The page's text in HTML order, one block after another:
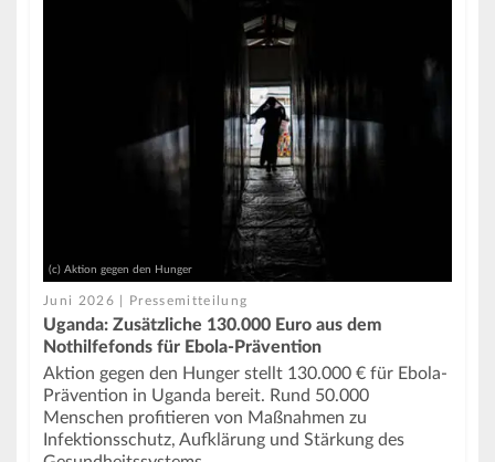
(c) Aktion gegen den Hunger
Juni 2026 | Pressemitteilung
Uganda: Zusätzliche 130.000 Euro aus dem
Nothilfefonds für Ebola-Prävention
Aktion gegen den Hunger stellt 130.000 € für Ebola-
Prävention in Uganda bereit. Rund 50.000
Menschen profitieren von Maßnahmen zu
Infektionsschutz, Aufklärung und Stärkung des